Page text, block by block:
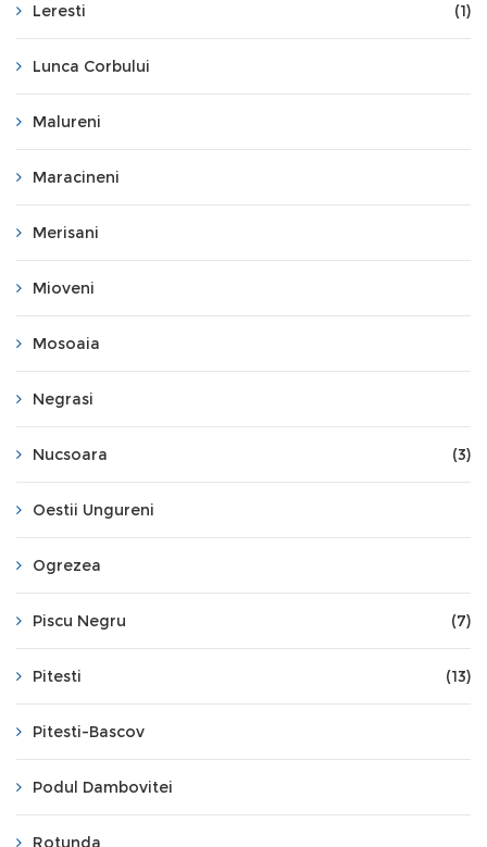
Leresti (1)
Lunca Corbului
Malureni
Maracineni
Merisani
Mioveni
Mosoaia
Negrasi
Nucsoara (3)
Oestii Ungureni
Ogrezea
Piscu Negru (7)
Pitesti (13)
Pitesti-Bascov
Podul Dambovitei
Rotunda